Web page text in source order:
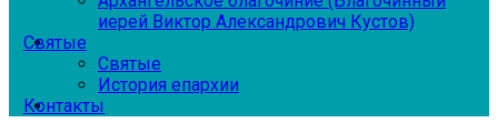
иерей Виктор Александрович Кустов)
Святые
Святые
История епархии
Контакты